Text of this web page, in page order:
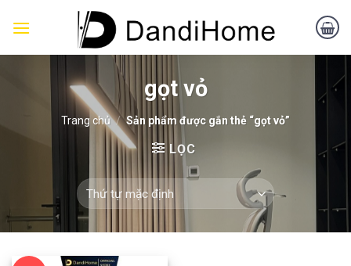
gọt vỏ
Trang chủ / Sản phẩm được gắn thẻ “gọt vỏ”
LỌC